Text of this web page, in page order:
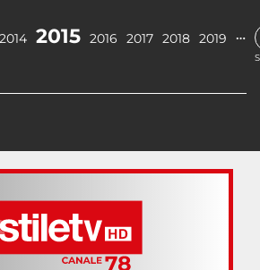
2014 2015 2016 2017 2018 2019 …